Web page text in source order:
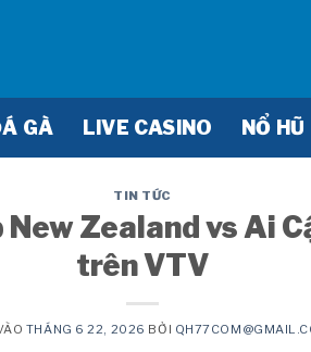
GÀ LIVE CASINO NỔ HŨ
TIN TỨC
Zealand vs Ai
trên VTV
THÁNG 6 22, 2026 BỞI